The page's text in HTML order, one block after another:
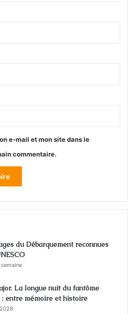
e-mail et mon site dans le
commentaire.
du Débarquement reconnues
semaine
La longue nuit du fantôme
: entre mémoire et histoire